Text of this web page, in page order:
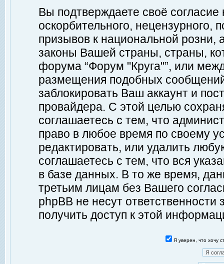
Вы подтверждаете своё
оскорбительного, нецензурного,
призывов к национальной
законы Вашей страны, страны,
форума “Форум "Круга"”, или
размещения подобных
заблокировать Ваш аккаунт и
провайдера. С этой целью
соглашаетесь с тем, что
право в любое время по своему
редактировать, или удалить
соглашаетесь с тем, что вся
в базе данных. В то же время,
третьим лицам без Вашего
phpBB не несут ответственности
получить доступ к этой
Я уверен, что хочу